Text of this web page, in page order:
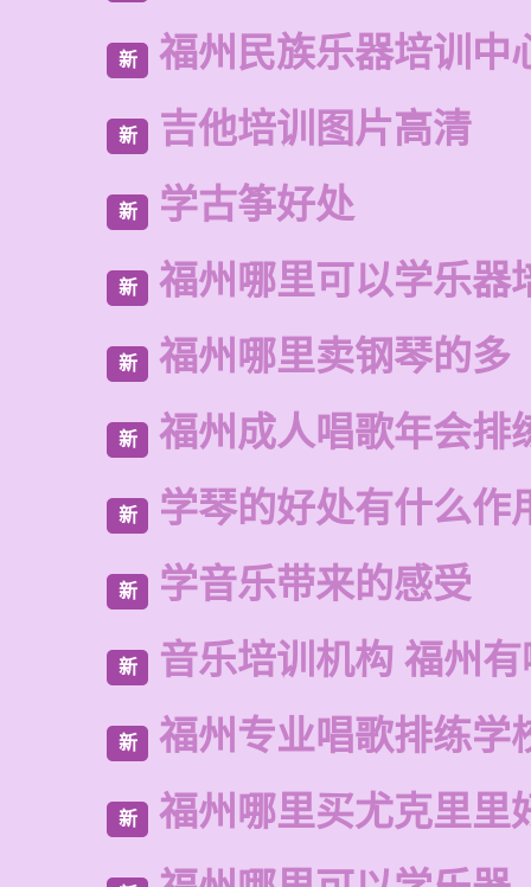
新 福州民族乐器培训中
新 吉他培训图片高清
新 学古筝好处
新 福州哪里可以学乐器
新 福州哪里卖钢琴的多
新 福州成人唱歌年会排
新 学琴的好处有什么作
新 学音乐带来的感受
新 音乐培训机构 福州
新 福州专业唱歌排练学
新 福州哪里买尤克里里